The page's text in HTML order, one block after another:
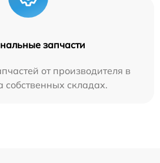
запчасти
от производителя в
собственных складах.